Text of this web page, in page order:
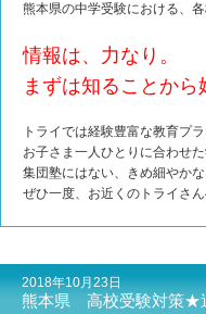
熊本県の中学受験における、各
情報は、力なり。
まずは知ることから
トライでは経験豊富な教育プ
お子さま一人ひとりに合わせ
集団塾にはない、きめ細やかな
ぜひ一度、お近くのトライさ
2018年10月23日
熊本県 高校受験対策★